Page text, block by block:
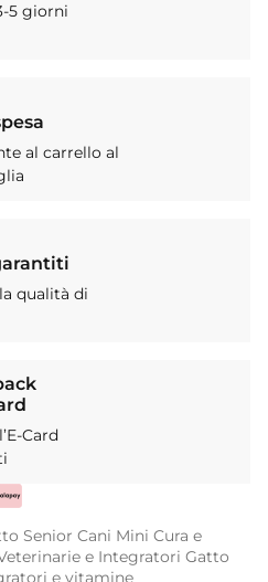
5 giorni
al carrello al
qualità di
Card
Senior Cani Mini Cura e
e Integratori Gatto
e vitamine